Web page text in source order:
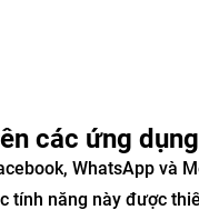
các ứng dụng
WhatsApp và
tính năng này được